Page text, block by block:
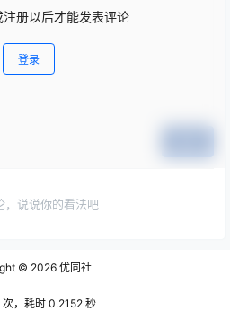
册以后才能发表评论
登录
，说说你的看法吧
© 2026 优同社
，耗时 0.2152 秒